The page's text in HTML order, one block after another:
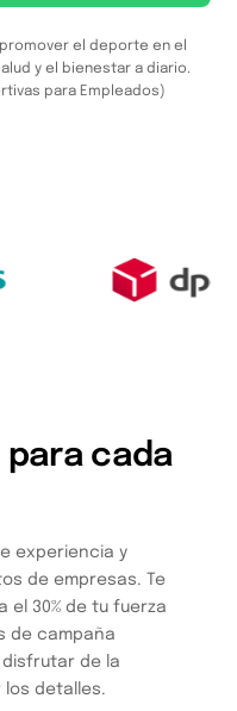
el deporte en el
y el bienestar a diario.
para Empleados)
cada
experiencia y
de empresas. Te
30% de tu fuerza
de campaña
de la
detalles.